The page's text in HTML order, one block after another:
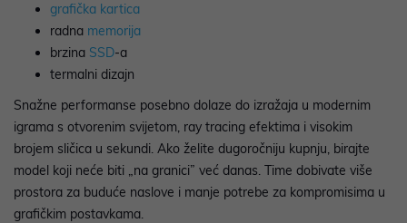
grafička kartica
radna memorija
brzina SSD-a
termalni dizajn
Snažne performanse posebno dolaze do izražaja u modernim
igrama s otvorenim svijetom, ray tracing efektima i visokim
brojem sličica u sekundi. Ako želite dugoročniju kupnju, birajte
model koji neće biti „na granici” već danas. Time dobivate više
prostora za buduće naslove i manje potrebe za kompromisima u
grafičkim postavkama.